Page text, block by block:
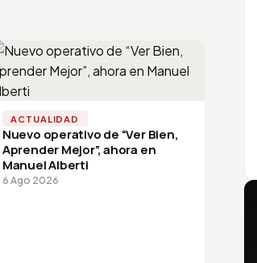
ACTUALIDAD
Nuevo operativo de “Ver Bien,
Aprender Mejor”, ahora en
Manuel Alberti
6 Ago 2026